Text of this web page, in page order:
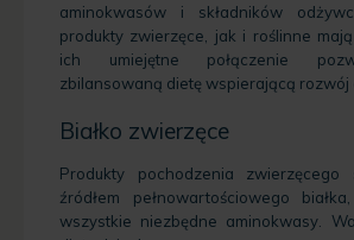
aminokwasów i składników
produkty zwierzęce, jak i roślinne
ich umiejętne połączenie
zbilansowaną dietę wspierającą rozwój
Białko zwierzęce
Produkty pochodzenia zwierzęcego
źródłem pełnowartościowego
wszystkie niezbędne aminokwasy.